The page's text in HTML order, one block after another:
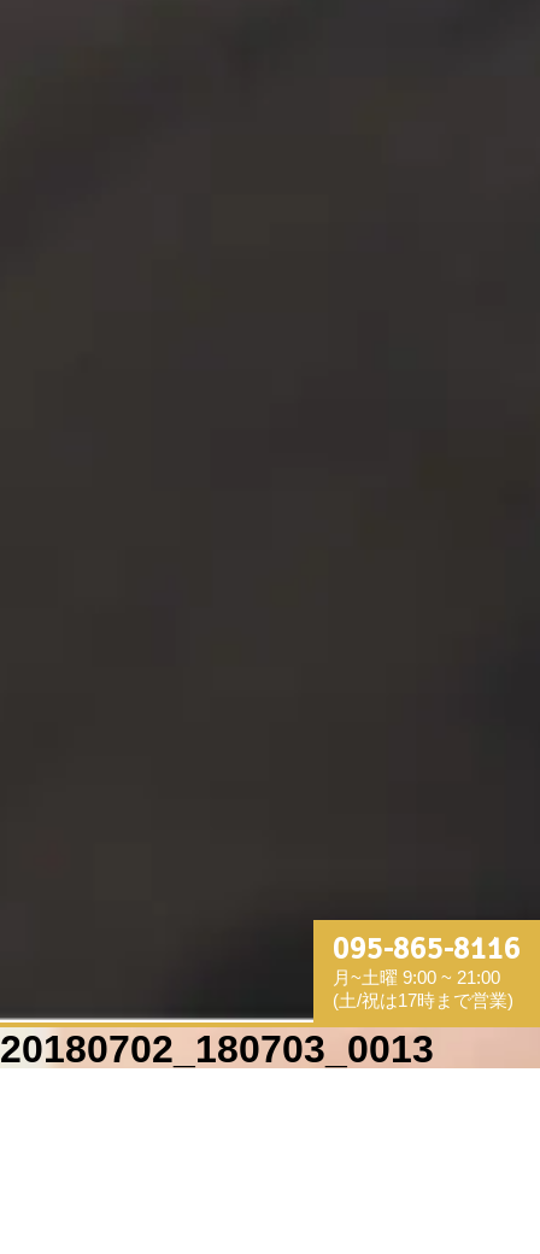
095-865-8116
月~土曜 9:00 ~ 21:00
(土/祝は17時まで営業)
20180702_180703_0013